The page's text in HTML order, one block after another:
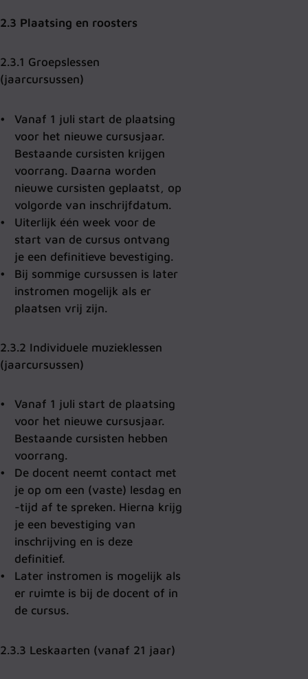
2.3 Plaatsing en roosters
2.3.1 Groepslessen
(jaarcursussen)
Vanaf 1 juli start de plaatsing
voor het nieuwe cursusjaar.
Bestaande cursisten krijgen
voorrang. Daarna worden
nieuwe cursisten geplaatst, op
volgorde van inschrijfdatum.
Uiterlijk één week voor de
start van de cursus ontvang
je een definitieve bevestiging.
Bij sommige cursussen is later
instromen mogelijk als er
plaatsen vrij zijn.
2.3.2 Individuele muzieklessen
(jaarcursussen)
Vanaf 1 juli start de plaatsing
voor het nieuwe cursusjaar.
Bestaande cursisten hebben
voorrang.
De docent neemt contact met
je op om een (vaste) lesdag en
-tijd af te spreken. Hierna krijg
je een bevestiging van
inschrijving en is deze
definitief.
Later instromen is mogelijk als
er ruimte is bij de docent of in
de cursus.
2.3.3 Leskaarten (vanaf 21 jaar)